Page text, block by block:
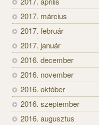
2017. március
2017. február
2017. január
2016. december
2016. november
2016. október
2016. szeptember
2016. augusztus